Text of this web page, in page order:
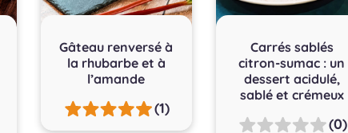
Gâteau renversé à
la rhubarbe et à
l’amande
(1)
Carrés sablés
citron-sumac : un
dessert acidulé,
sablé et crémeux
(0)